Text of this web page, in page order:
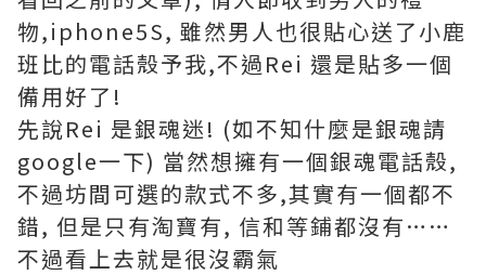
物,iphone5S, 雖然男人也很貼心送了小鹿
班比的電話殼予我,不過Rei 還是貼多一個
備用好了 !
先說Rei 是銀魂迷! (如不知什麼是銀魂請
google一下) 當然想擁有一個銀魂電話殼,
不過坊間可選的款式不多,其實有一個都不
錯, 但是只有淘寶有, 信和等鋪都沒有……
不過看上去就是很沒霸氣